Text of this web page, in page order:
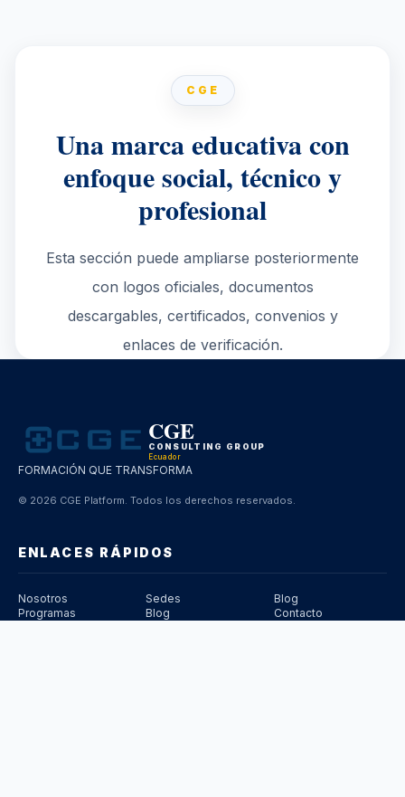
CGE
Una marca educativa con
enfoque social, técnico y
profesional
Esta sección puede ampliarse posteriormente
con logos oficiales, documentos
descargables, certificados, convenios y
enlaces de verificación.
CGE
CONSULTING GROUP
Ecuador
FORMACIÓN QUE TRANSFORMA
© 2026 CGE Platform. Todos los derechos reservados.
ENLACES RÁPIDOS
Nosotros
Programas
Sedes
Blog
Blog
Contacto